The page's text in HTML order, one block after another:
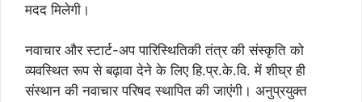
मदद मिलेगी।
नवाचार और स्टार्ट-अप पारिस्थितिकी तंत्र की संस्कृति को
व्यवस्थित रूप से बढ़ावा देने के लिए हि.प्र.के.वि. में शीघ्र ही
संस्थान की नवाचार परिषद स्थापित की जाएंगी। अनुप्रयुक्त